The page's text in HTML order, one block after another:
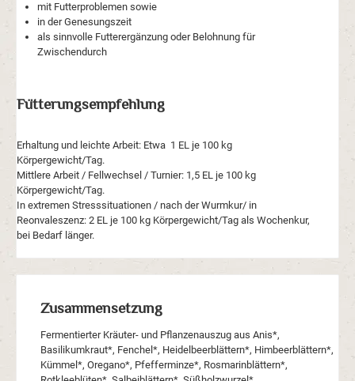
mit Futterproblemen sowie
in der Genesungszeit
als sinnvolle Futterergänzung oder Belohnung für
Zwischendurch
Fütterungsempfehlung
Erhaltung und leichte Arbeit: Etwa 1 EL je 100 kg
Körpergewicht/Tag.
Mittlere Arbeit / Fellwechsel / Turnier: 1,5 EL je 100 kg
Körpergewicht/Tag.
In extremen Stresssituationen / nach der Wurmkur/ in
Reonvaleszenz: 2 EL je 100 kg Körpergewicht/Tag als Wochenkur,
bei Bedarf länger.
Zusammensetzung
Fermentierter Kräuter- und Pflanzenauszug aus Anis*,
Basilikumkraut*, Fenchel*, Heidelbeerblättern*, Himbeerblättern*,
Kümmel*, Oregano*, Pfefferminze*, Rosmarinblättern*,